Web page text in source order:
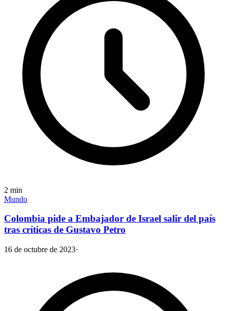
2 min
Mundo
Colombia pide a Embajador de Israel salir del país
tras críticas de Gustavo Petro
16 de octubre de 2023·